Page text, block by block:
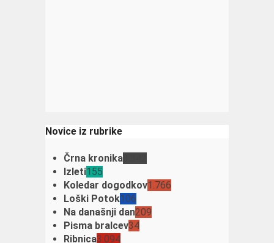
Novice iz rubrike
Črna kronika
Izleti155
Koledar dogodkov1.766
Loški Potok106
Na današnji dan209
Pisma bralcev34
Ribnica3.094